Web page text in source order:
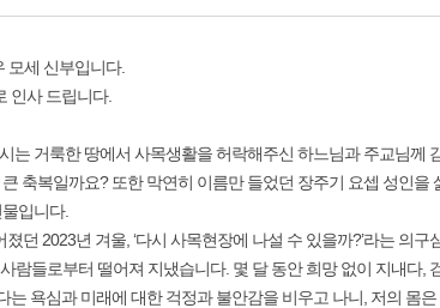
모세 신부입니다.
인사 드립니다.
는 거룩한 땅에서 사목생활을 허락해주신 하느님과 주교님께
축복일까요? 또한 막연히 이름만 들었던 장주기 요셉 성인을
입니다.
던 2023년 겨울, ‘다시 사목현장에 나설 수 있을까?’라는 의
람들로부터 떨어져 지냈습니다. 몇 달 동안 희망 없이 지내다,
욕심과 미래에 대한 걱정과 불안감을 비우고 나니, 저의 몸